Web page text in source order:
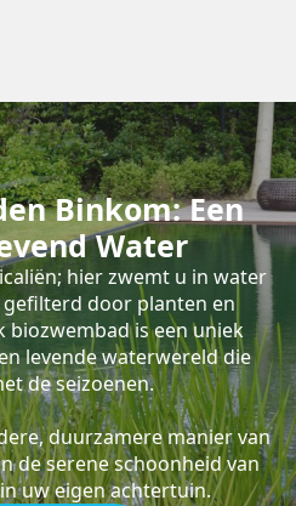
Binkom: Een
Water
hier zwemt u in water
door planten en
biozwembad is een uniek
levende waterwereld die
de seizoenen.
duurzamere manier van
de serene schoonheid van
uw eigen achtertuin.